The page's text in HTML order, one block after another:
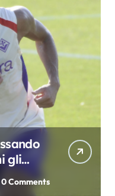
gli
0 Comments